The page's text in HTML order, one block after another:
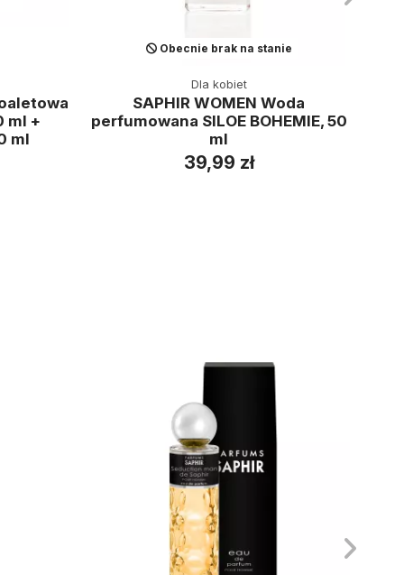
ml +
ml
Obecnie brak na stanie
Dla kobiet
SAPHIR WOMEN Woda
perfumowana SILOE BOHEMIE, 50
ml
39,99 zł